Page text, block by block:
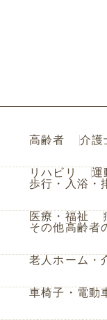
高齢者 介護
リハビリ 運
歩行・入浴・
医療・福祉
その他高齢者
老人ホーム・
車椅子・電動